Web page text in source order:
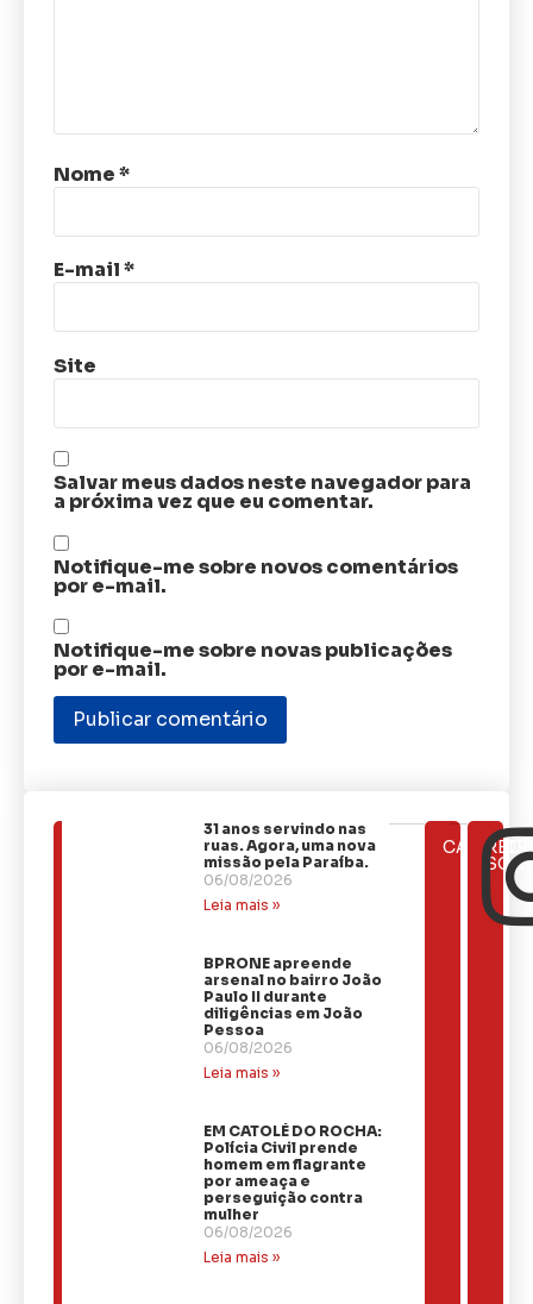
Nome*
E-mail*
Site
Salvar meus dados neste navegador para
a próxima vez que eu comentar.
Notifique-me sobre novos comentários
por e-mail.
Notifique-me sobre novas publicações
por e-mail.
31 anos servindo nas
ruas. Agora, uma nova
missão pela Paraíba.
06/08/2026
Leia mais »
BPRONE apreende
arsenal no bairro João
Paulo II durante
diligências em João
Pessoa
06/08/2026
Leia mais »
EM CATOLÉ DO ROCHA:
Polícia Civil prende
homem em flagrante
por ameaça e
perseguição contra
mulher
06/08/2026
Leia mais »